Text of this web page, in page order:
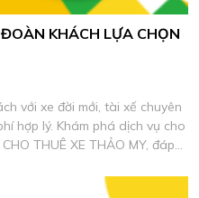
KHÁCH LỰA CHỌN
với xe đời mới, tài xế chuyên
hợp lý. Khám phá dịch vụ cho
THUÊ XE THẢO MY, đáp